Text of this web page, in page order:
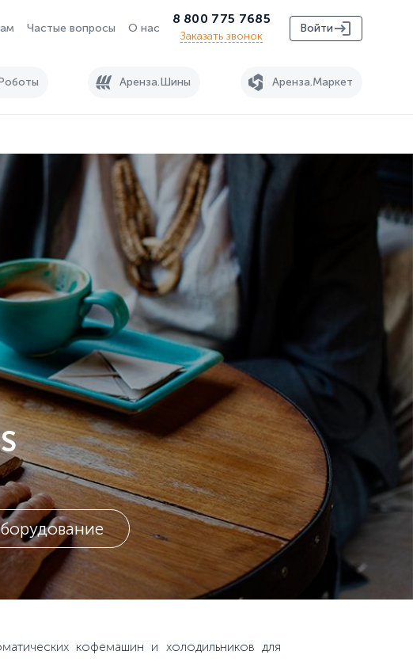
Частые вопросы О нас
8 800 775 7685
Заказать звонок
Войти
Аренза.Шины Аренза.Маркет
кофемашин и холодильников для